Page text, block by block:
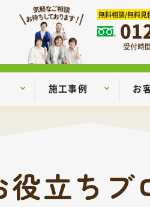
無料相談/無料見
受付時
施工事例 お
役立ちブ